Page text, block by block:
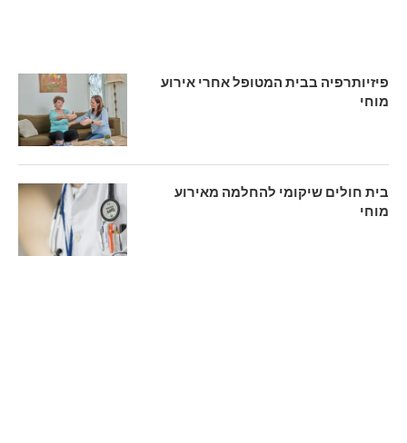
פיזיותרפיה בבית המטופל אחרי אירוע
מוחי
בית חולים שיקומי להחלמה מאירוע
מוחי